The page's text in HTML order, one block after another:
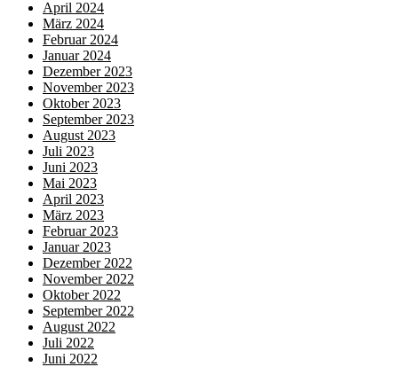
April 2024
März 2024
Februar 2024
Januar 2024
Dezember 2023
November 2023
Oktober 2023
September 2023
August 2023
Juli 2023
Juni 2023
Mai 2023
April 2023
März 2023
Februar 2023
Januar 2023
Dezember 2022
November 2022
Oktober 2022
September 2022
August 2022
Juli 2022
Juni 2022